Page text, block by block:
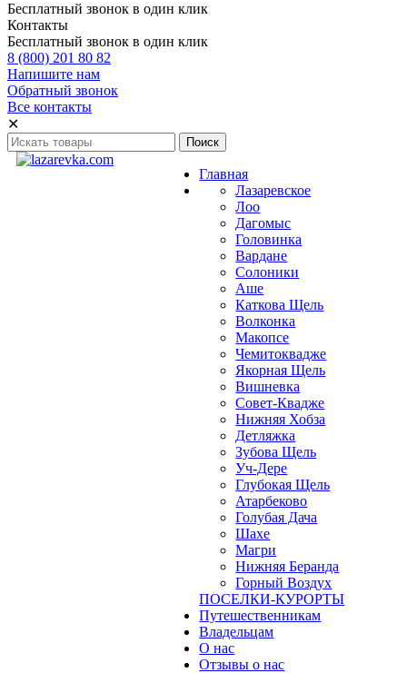
Бесплатный звонок в один клик
Контакты
Бесплатный звонок в один клик
8 (800) 201 80 82
Напишите нам
Обратный звонок
Все контакты
✕
Главная
Лазаревское
Лоо
Дагомыс
Головинка
Вардане
Солоники
Аше
Каткова Щель
Волконка
Макопсе
Чемитоквадже
Якорная Щель
Вишневка
Совет-Квадже
Нижняя Хобза
Детляжка
Зубова Щель
Уч-Дере
Глубокая Щель
Атарбеково
Голубая Дача
Шахе
Магри
Нижняя Беранда
Горный Воздух
ПОСЕЛКИ-КУРОРТЫ
Путешественникам
Владельцам
О нас
Отзывы о нас